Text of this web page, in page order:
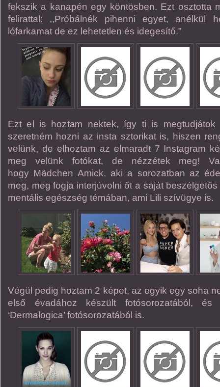
fekszik a kanapén egy köntösben. Ezt osztotta
felirattal: ,,Próbálnék pihenni egyet, anélkül
lófarkamat de ez lehetetlen és idegesítő.”
Ezt el is hoztam nektek, így ti is megtudjátok
szeretném hozni az insta sztorikat is, hiszen
velünk, de elhoztam az elmaradt 7 Instagram
meg velünk fotókat, de nézzétek meg!
hogy Mädchen Amick, aki a sorozatban az
meg, meg fogja interjúvolni őt a saját
mentális egészség témában, ami Lili szívügye is.
Végül pedig hoztam 2 képet, az egyik egy soha
első évadához készült fotósorozatából,
‘Dermalogica’ fotósorozatából is.